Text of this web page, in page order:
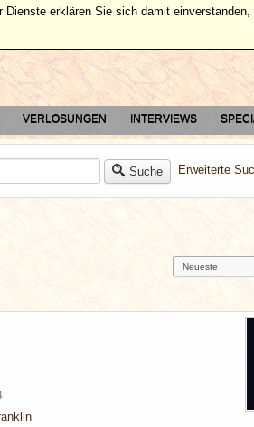
VERLOSUNGEN INTERVIEWS
Suche Erweiterte
erklären Sie sich damit